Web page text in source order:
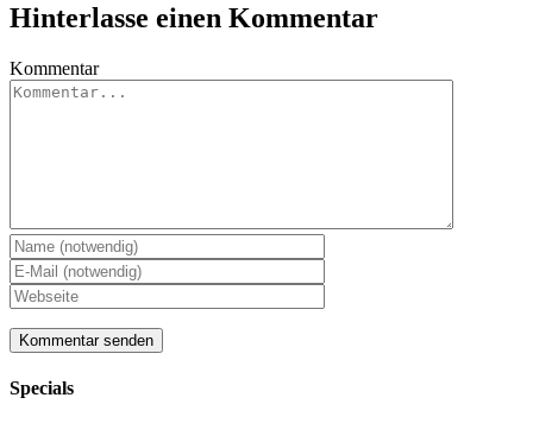
Hinterlasse einen Kommentar
Kommentar
Specials